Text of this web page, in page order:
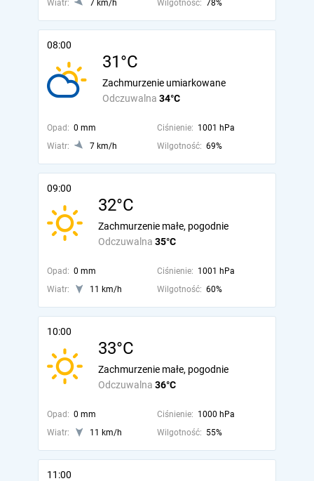
Wiatr: 7 km/h Wilgotność: 78%
08:00
31°C
Odczuwalna 34°C
Zachmurzenie umiarkowane
Opad: 0 mm Ciśnienie: 1001 hPa
Wiatr:
7 km/h Wilgotność: 69%
09:00
32°C
Odczuwalna 35°C
Zachmurzenie małe, pogodnie
Opad: 0 mm Ciśnienie: 1001 hPa
Wiatr:
11 km/h Wilgotność: 60%
10:00
33°C
Odczuwalna 36°C
Zachmurzenie małe, pogodnie
Opad: 0 mm Ciśnienie: 1000 hPa
Wiatr:
11 km/h Wilgotność: 55%
11:00